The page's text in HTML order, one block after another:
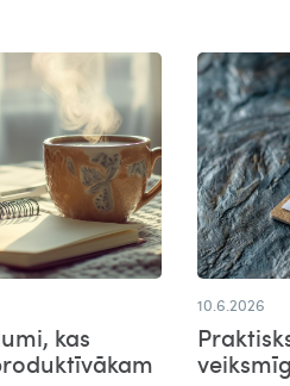
kas
10.6.2026